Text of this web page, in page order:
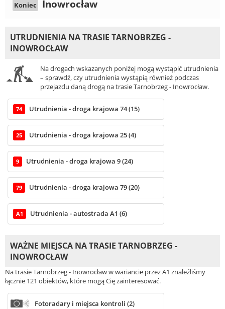
Koniec Inowrocław
UTRUDNIENIA NA TRASIE TARNOBRZEG -
INOWROCŁAW
Na drogach wskazanych poniżej mogą wystąpić utrudnienia
– sprawdź, czy utrudnienia wystąpią również podczas
przejazdu daną drogą na trasie Tarnobrzeg - Inowrocław.
74 Utrudnienia - droga krajowa 74 (15)
25 Utrudnienia - droga krajowa 25 (4)
9 Utrudnienia - droga krajowa 9 (24)
79 Utrudnienia - droga krajowa 79 (20)
A1 Utrudnienia - autostrada A1 (6)
WAŻNE MIEJSCA NA TRASIE TARNOBRZEG -
INOWROCŁAW
Na trasie Tarnobrzeg - Inowrocław w wariancie przez A1 znaleźliśmy
łącznie 121 obiektów, które mogą Cię zainteresować.
Fotoradary i miejsca kontroli (2)